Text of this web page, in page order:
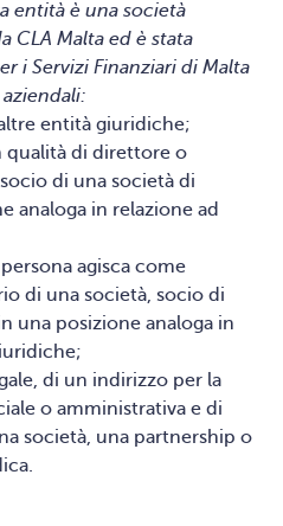
entità è una società
CLA Malta ed è stata
i Servizi Finanziari di Malta
entità giuridiche;
qualità di direttore o
di una società di
analoga in relazione ad
agisca come
di una società, socio di
una posizione analoga in
di un indirizzo per la
o amministrativa e di
società, una partnership o